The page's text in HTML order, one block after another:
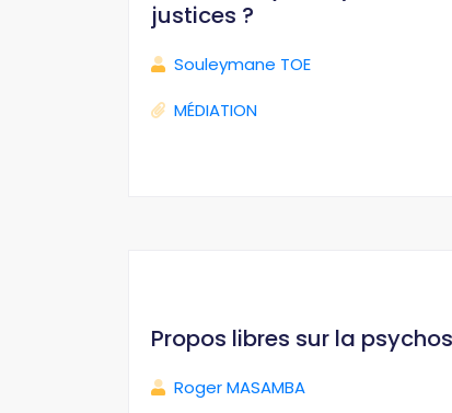
justices ?
Souleymane TOE
MÉDIATION
Propos libres sur la
Roger MASAMBA